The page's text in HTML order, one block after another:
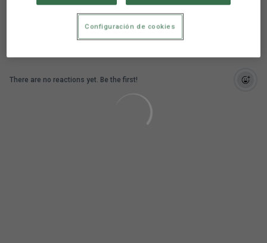
There are no reactions yet. Be the first!
Configuración de cookies